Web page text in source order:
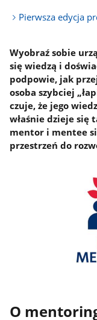
Pierwsza edycja
Wyobraź sobie
się wiedzą i
podpowie, jak
osoba szybciej
czuje, że jego
właśnie dzieje się
mentor i mentee
przestrzeń do
O